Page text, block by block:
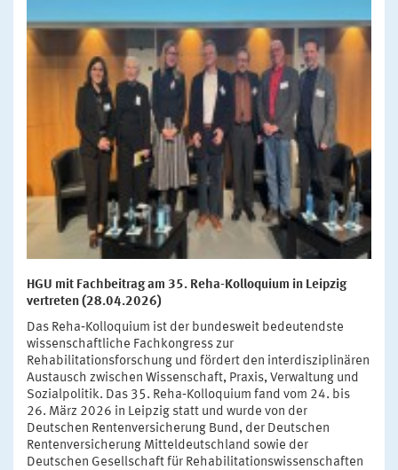
HGU mit Fachbeitrag am 35. Reha-Kolloquium in Leipzig
vertreten (28.04.2026)
Das Reha‑Kolloquium ist der bundesweit bedeutendste
wissenschaftliche Fachkongress zur
Rehabilitationsforschung und fördert den interdisziplinären
Austausch zwischen Wissenschaft, Praxis, Verwaltung und
Sozialpolitik. Das 35. Reha‑Kolloquium fand vom 24. bis
26. März 2026 in Leipzig statt und wurde von der
Deutschen Rentenversicherung Bund, der Deutschen
Rentenversicherung Mitteldeutschland sowie der
Deutschen Gesellschaft für Rehabilitationswissenschaften